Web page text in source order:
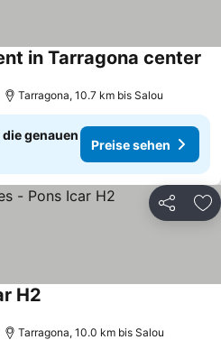
in Tarragona center
Tarragona, 10.7 km bis Salou
genauen
Preise sehen
Teilen
H2
Tarragona, 10.0 km bis Salou